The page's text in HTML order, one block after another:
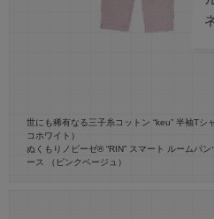
世にも稀有なる三子糸コットン “keu” 半袖Tシ
コホワイト）
ぬくもりノビーゼ® “RIN” スマート ルームパン
ース （ピンクベージュ）